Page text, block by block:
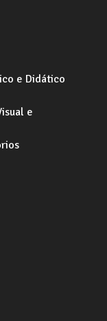
e Didático
e